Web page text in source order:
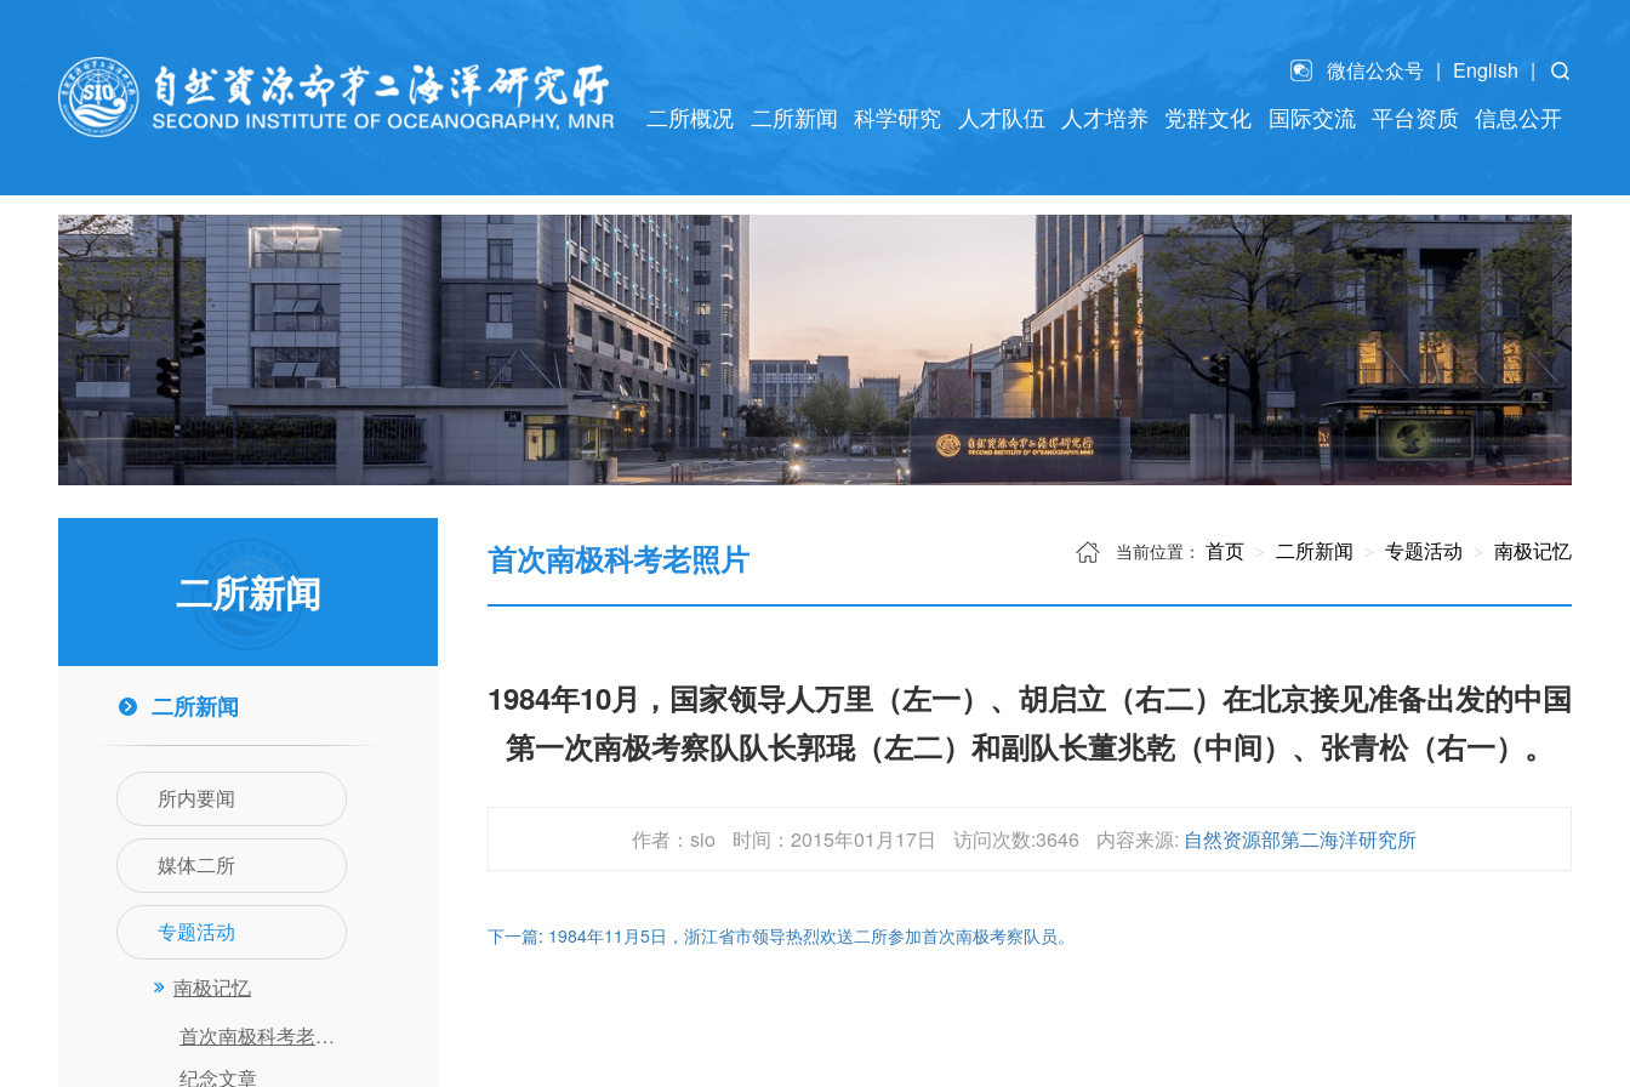
微信公众号 English
二所概况 二所新闻 科学研究 人才队伍 人才培养 党群文化 国际交流 平台资质 信息公开
二所新闻
二所新闻
所内要闻
媒体二所
专题活动
南极记忆
首次南极科考老照片
纪念文章
首次南极科考老照片 当前位置： 首页 二所新闻 专题活动 南极记忆
1984年10月，国家领导人万里（左一）、胡启立（右二）在北京接见准备出发的中国
第一次南极考察队队长郭琨（左二）和副队长董兆乾（中间）、张青松（右一）。
作者：sio 时间：2015年01月17日 访问次数:3646 内容来源: 自然资源部第二海洋研究所
下一篇: 1984年11月5日，浙江省市领导热烈欢送二所参加首次南极考察队员。